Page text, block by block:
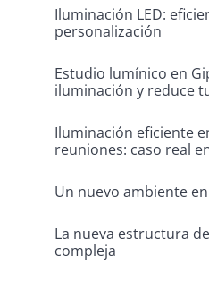
Iluminación LED:
personalización
Estudio lumínico en
iluminación y reduce
Iluminación eficiente
reuniones: caso real
Un nuevo ambiente
La nueva estructura
compleja